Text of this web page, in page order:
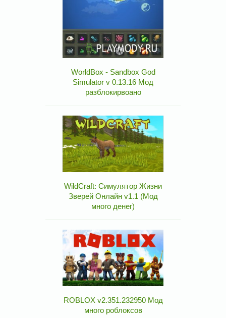
WorldBox - Sandbox God
Simulator v 0.13.16 Мод
разблокирвоано
WildCraft: Симулятор Жизни
Зверей Онлайн v1.1 (Мод
много денег)
ROBLOX v2.351.232950 Мод
много роблоксов